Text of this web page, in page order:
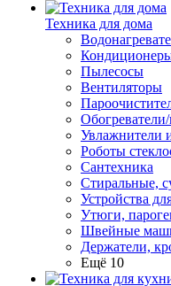
Техника для дома
Пылесосы
Вентиляторы
Увлажнители
Роботы
Сантехника
Стиральные,
Устройства
Утюги,
Швейные
Держатели,
Ещё 10